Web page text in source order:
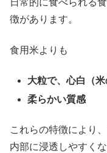
日常的に食べられる
徴があります。
食用米よりも
大粒で、心白（
柔らかい質感
これらの特徴により
内部に浸透しやすく